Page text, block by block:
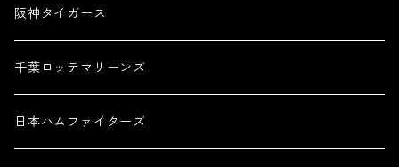
阪神タイガース
千葉ロッテマリーンズ
日本ハムファイターズ